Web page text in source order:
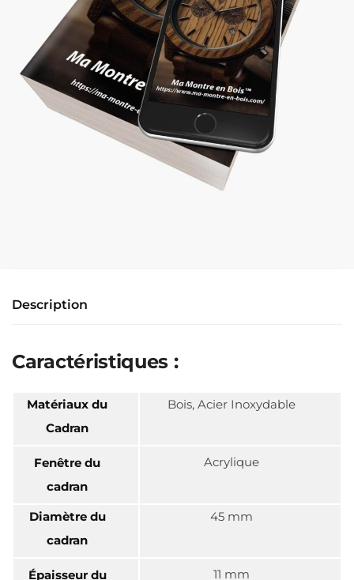
Description
Caractéristiques :
Matériaux du
Cadran
Bois, Acier Inoxydable
Fenêtre du
cadran
Acrylique
Diamètre du
cadran
45 mm
Épaisseur du 11 mm